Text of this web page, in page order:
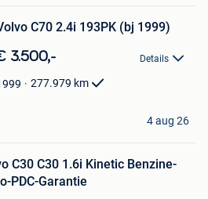
C70 2.4i 193PK (bj 1999)
3.500,- Details
277.979 km
4 aug 26
C30 C30 1.6i Kinetic Benzine-
PDC-Garantie